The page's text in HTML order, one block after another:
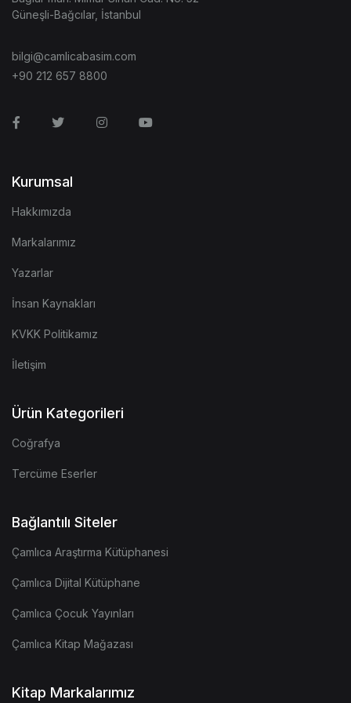
Güneşli-Bağcılar, İstanbul
bilgi@camlicabasim.com
+90 212 657 8800
FacebookTwitterInstagramYoutube
Kurumsal
Hakkımızda
Markalarımız
Yazarlar
İnsan Kaynakları
KVKK Politikamız
İletişim
Ürün Kategorileri
Coğrafya
Tercüme Eserler
Bağlantılı Siteler
Çamlıca Araştırma Kütüphanesi
Çamlıca Dijital Kütüphane
Çamlıca Çocuk Yayınları
Çamlıca Kitap Mağazası
Kitap Markalarımız